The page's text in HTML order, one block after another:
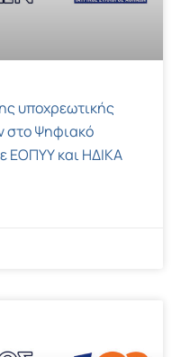
υποχρεωτικής
στο Ψηφιακό
ΕΟΠΥΥ και ΗΔΙΚΑ